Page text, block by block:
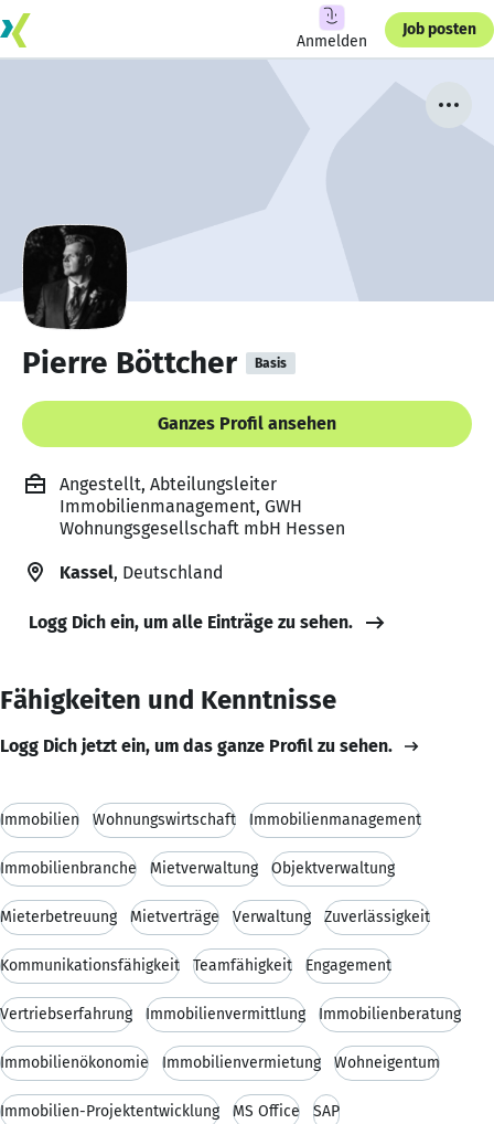
Anmelden
Job posten
Pierre Böttcher Basis
Ganzes Profil ansehen
Angestellt, Abteilungsleiter
Immobilienmanagement, GWH
Wohnungsgesellschaft mbH Hessen
Kassel, Deutschland
Logg Dich ein, um alle Einträge zu sehen.
Fähigkeiten und Kenntnisse
Logg Dich jetzt ein, um das ganze Profil zu sehen.
Immobilien Wohnungswirtschaft Immobilienmanagement
Immobilienbranche Mietverwaltung Objektverwaltung
Mieterbetreuung Mietverträge Verwaltung Zuverlässigkeit
Kommunikationsfähigkeit Teamfähigkeit Engagement
Vertriebserfahrung Immobilienvermittlung Immobilienberatung
Immobilienökonomie Immobilienvermietung Wohneigentum
Immobilien-Projektentwicklung MS Office SAP